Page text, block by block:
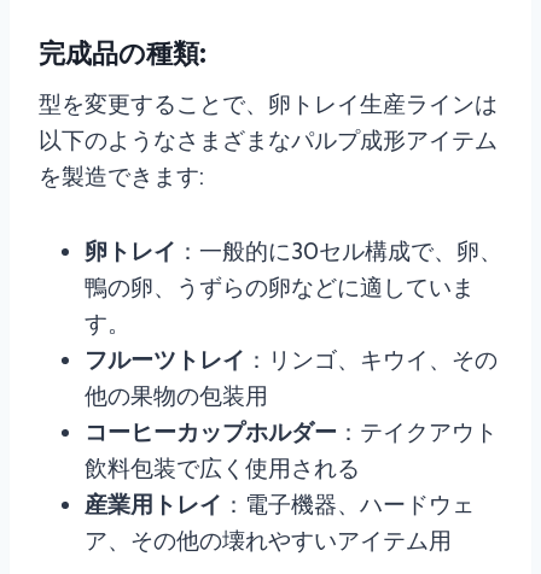
完成品の種類:
型を変更することで、卵トレイ生産ラインは
以下のようなさまざまなパルプ成形アイテム
を製造できます:
卵トレイ ：一般的に30セル構成で、卵、
鴨の卵、うずらの卵などに適していま
す。
フルーツトレイ ：リンゴ、キウイ、その
他の果物の包装用
コーヒーカップホルダー ：テイクアウト
飲料包装で広く使用される
産業用トレイ ：電子機器、ハードウェ
ア、その他の壊れやすいアイテム用